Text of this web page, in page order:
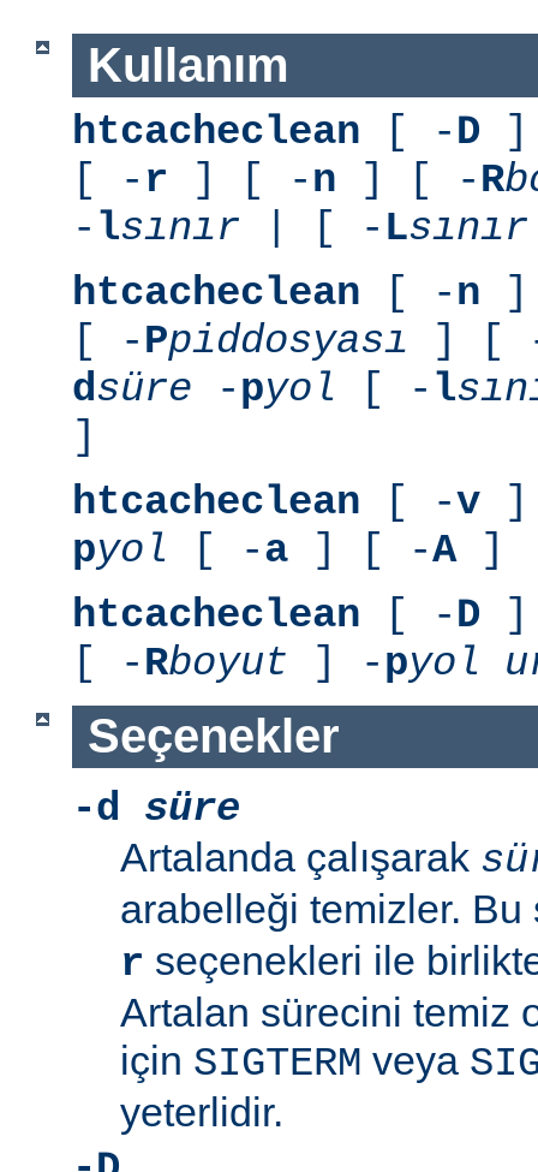
Kullanım
htcacheclean [ -D ]
[ - r ] [ -n ] [ -R
- lsınır | [ - Lsınır
htcacheclean [ -n ]
[ -Ppiddosyası ] [
dsüre -pyol [ - l
]
htcacheclean [ -v ]
pyol [ -a ] [ -A]
htcacheclean [ -D ]
[ -Rboyut ] -pyol
Seçenekler
-d süre
Artalanda çalışarak
arabelleği temizler.
r seçenekleri ile
Artalan sürecini temiz
için SIGTERM veya
yeterlidir.